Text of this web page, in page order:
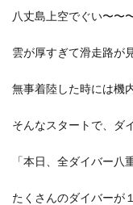
八丈島上空でぐい〜〜
雲が厚すぎて滑走路が
無事着陸した時には機
そんなスタートで、ダ
「本日、全ダイバー
たくさんのダイバーが